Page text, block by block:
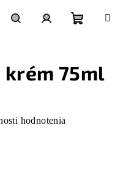
košík
75ml
hodnotenia